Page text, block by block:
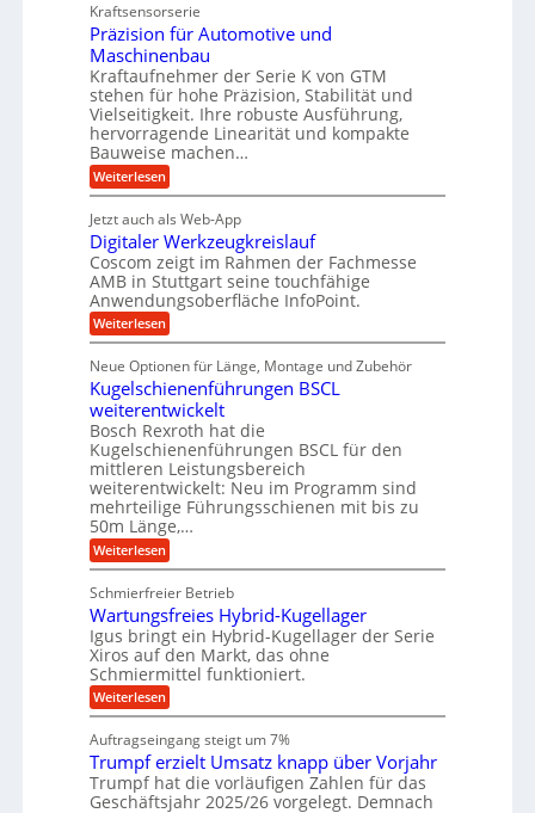
c
h
i
n
d
e
t
r
i
e
b
e
f
ü
r
r
a
e
U
m
g
e
b
u
n
g
n
n
d
A
u
f
t
r
a
s
i
n
g
a
n
g
l
o
s
e
,
w
e
n
i
g
e
r
S
t
e
l
e
n
h
n
s
t
a
n
g
e
n
g
e
t
r
i
e
b
e
f
ü
r
r
ä
i
s
e
H
u
b
b
e
w
e
g
u
n
g
e
n
Kraftsensorserie
Präzision für Automotive und
Maschinenbau
Kraftaufnehmer der Serie K von GTM
stehen für hohe Präzision, Stabilität und
Vielseitigkeit. Ihre robuste Ausführung,
hervorragende Linearität und kompakte
Bauweise machen…
Weiterlesen:
P
ä
z
i
s
i
o
n
f
r
A
u
t
o
m
o
t
i
v
e
u
n
d
M
a
s
c
h
i
n
n
b
a
u
Jetzt auch als Web-App
Digitaler Werkzeugkreislauf
Coscom zeigt im Rahmen der Fachmesse
AMB in Stuttgart seine touchfähige
Anwendungsoberfläche InfoPoint.
Weiterlesen:
D
g
i
t
a
l
e
r
W
e
r
k
z
e
u
g
k
r
e
i
s
l
a
u
f
Neue Optionen für Länge, Montage und Zubehör
Kugelschienenführungen BSCL
weiterentwickelt
Bosch Rexroth hat die
Kugelschienenführungen BSCL für den
mittleren Leistungsbereich
weiterentwickelt: Neu im Programm sind
mehrteilige Führungsschienen mit bis zu
50m Länge,…
Weiterlesen:
K
g
e
l
s
c
h
i
e
e
n
f
ü
Schmierfreier Betrieb
Wartungsfreies Hybrid-Kugellager
Igus bringt ein Hybrid-Kugellager der Serie
Xiros auf den Markt, das ohne
Schmiermittel funktioniert.
Weiterlesen:
W
r
t
u
n
Auftragseingang steigt um 7%
Trumpf erzielt Umsatz knapp über Vorjahr
Trumpf hat die vorläufigen Zahlen für das
Geschäftsjahr 2025/26 vorgelegt. Demnach